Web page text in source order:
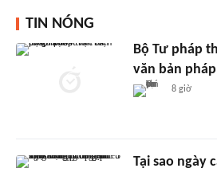
TIN NÓNG
Bộ Tư pháp
văn bản
8 giờ
Tại sao ngày